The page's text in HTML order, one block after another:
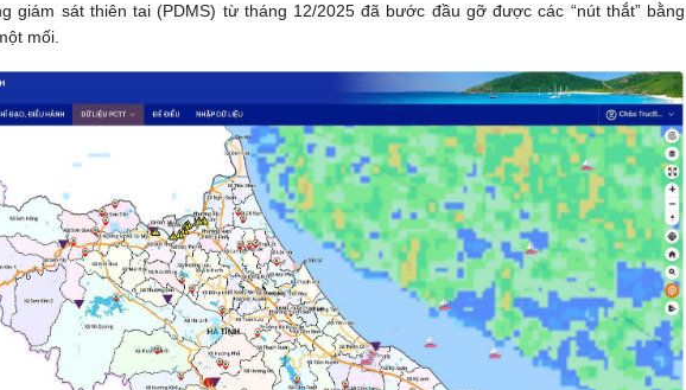
giám sát thiên tai (PDMS) từ tháng 12/2025 đã bước đầu gỡ được các “nút thắt” bằng
mối.